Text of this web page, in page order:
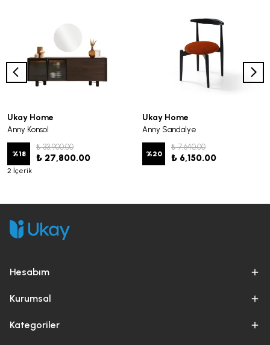
Ukay Home
Anny Konsol
%18
₺ 33,900.00
₺ 27,800.00
2 İçerik
Ukay Home
Anny Sandalye
%20
₺ 7,640.00
₺ 6,150.00
Hesabım
Kurumsal
Kategoriler